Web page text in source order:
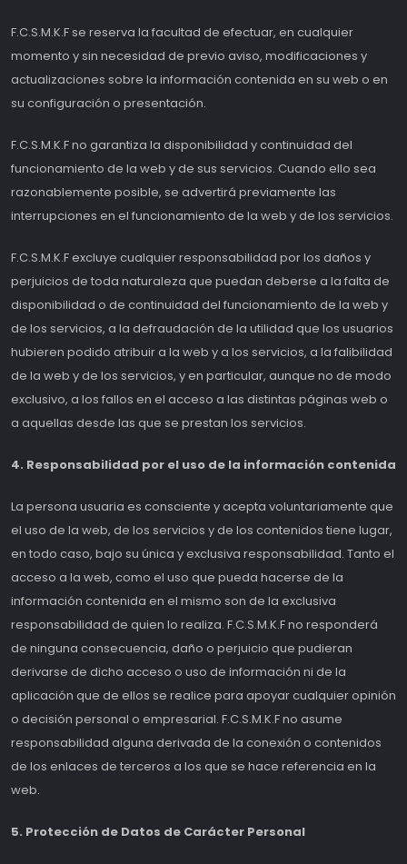
F.C.S.M.K.F se reserva la facultad de efectuar, en cualquier
momento y sin necesidad de previo aviso, modificaciones y
actualizaciones sobre la información contenida en su web o en
su configuración o presentación.
F.C.S.M.K.F no garantiza la disponibilidad y continuidad del
funcionamiento de la web y de sus servicios. Cuando ello sea
razonablemente posible, se advertirá previamente las
interrupciones en el funcionamiento de la web y de los servicios.
F.C.S.M.K.F excluye cualquier responsabilidad por los daños y
perjuicios de toda naturaleza que puedan deberse a la falta de
disponibilidad o de continuidad del funcionamiento de la web y
de los servicios, a la defraudación de la utilidad que los usuarios
hubieren podido atribuir a la web y a los servicios, a la falibilidad
de la web y de los servicios, y en particular, aunque no de modo
exclusivo, a los fallos en el acceso a las distintas páginas web o
a aquellas desde las que se prestan los servicios.
4. Responsabilidad por el uso de la información contenida
La persona usuaria es consciente y acepta voluntariamente que
el uso de la web, de los servicios y de los contenidos tiene lugar,
en todo caso, bajo su única y exclusiva responsabilidad. Tanto el
acceso a la web, como el uso que pueda hacerse de la
información contenida en el mismo son de la exclusiva
responsabilidad de quien lo realiza. F.C.S.M.K.F no responderá
de ninguna consecuencia, daño o perjuicio que pudieran
derivarse de dicho acceso o uso de información ni de la
aplicación que de ellos se realice para apoyar cualquier opinión
o decisión personal o empresarial. F.C.S.M.K.F no asume
responsabilidad alguna derivada de la conexión o contenidos
de los enlaces de terceros a los que se hace referencia en la
web.
5. Protección de Datos de Carácter Personal